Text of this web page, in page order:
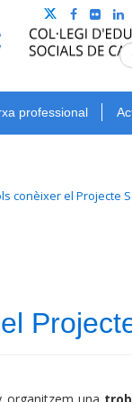
professional
conèixer el Projecte